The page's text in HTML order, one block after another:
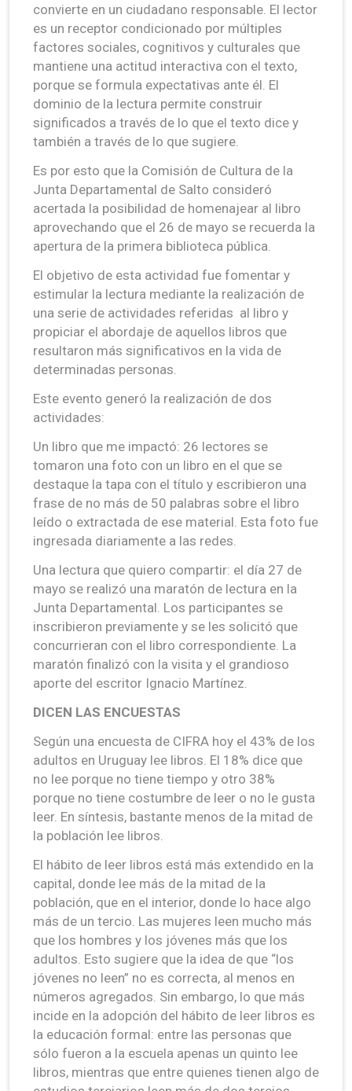
convierte en un ciudadano responsable. El lector
es un receptor condicionado por múltiples
factores sociales, cognitivos y culturales que
mantiene una actitud interactiva con el texto,
porque se formula expectativas ante él. El
dominio de la lectura permite construir
significados a través de lo que el texto dice y
también a través de lo que sugiere.
Es por esto que la Comisión de Cultura de la
Junta Departamental de Salto consideró
acertada la posibilidad de homenajear al libro
aprovechando que el 26 de mayo se recuerda la
apertura de la primera biblioteca pública.
El objetivo de esta actividad fue fomentar y
estimular la lectura mediante la realización de
una serie de actividades referidas al libro y
propiciar el abordaje de aquellos libros que
resultaron más significativos en la vida de
determinadas personas.
Este evento generó la realización de dos
actividades:
Un libro que me impactó: 26 lectores se
tomaron una foto con un libro en el que se
destaque la tapa con el título y escribieron una
frase de no más de 50 palabras sobre el libro
leído o extractada de ese material. Esta foto fue
ingresada diariamente a las redes.
Una lectura que quiero compartir: el día 27 de
mayo se realizó una maratón de lectura en la
Junta Departamental. Los participantes se
inscribieron previamente y se les solicitó que
concurrieran con el libro correspondiente. La
maratón finalizó con la visita y el grandioso
aporte del escritor Ignacio Martínez.
DICEN LAS ENCUESTAS
Según una encuesta de CIFRA hoy el 43% de los
adultos en Uruguay lee libros. El 18% dice que
no lee porque no tiene tiempo y otro 38%
porque no tiene costumbre de leer o no le gusta
leer. En síntesis, bastante menos de la mitad de
la población lee libros.
El hábito de leer libros está más extendido en la
capital, donde lee más de la mitad de la
población, que en el interior, donde lo hace algo
más de un tercio. Las mujeres leen mucho más
que los hombres y los jóvenes más que los
adultos. Esto sugiere que la idea de que “los
jóvenes no leen” no es correcta, al menos en
números agregados. Sin embargo, lo que más
incide en la adopción del hábito de leer libros es
la educación formal: entre las personas que
sólo fueron a la escuela apenas un quinto lee
libros, mientras que entre quienes tienen algo de